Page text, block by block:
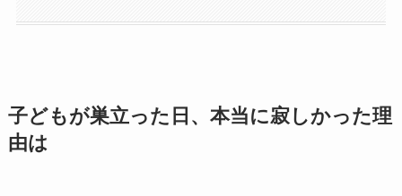
子どもが巣立った日、本当に寂しかった理
由は